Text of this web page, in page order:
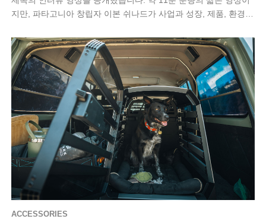
지만, 파타고니아 창립자 이본 쉬나드가 사업과 성장, 제품, 환경에
ACCESSORIES